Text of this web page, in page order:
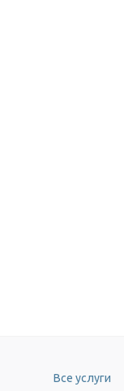
Все услуги